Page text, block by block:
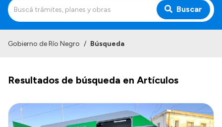
Buscar
Prensa
Autoridades y Organismos
Discursos en la Legislatura
Gobierno de Río Negro / Búsqueda
Resultados de búsqueda en Artículos